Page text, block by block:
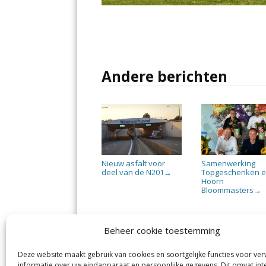
Beheer cookie toestemming
Deze website maakt gebruik van cookies en soortgelijke functies voor
Andere berichten
Nieuw asfalt voor
deel van de N201 →
Samenwerking
Topgeschenken
Hoorn
Bloommasters →
De Nieuwe Meerbode